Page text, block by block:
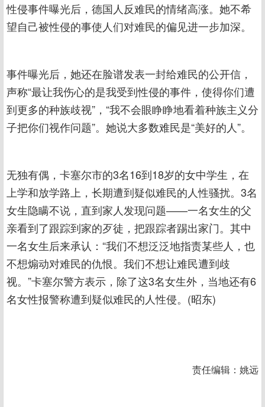
性侵事件曝光后，德国人反难民的情绪高涨。她不希
望自己被性侵的事使人们对难民的偏见进一步加深。
事件曝光后，她还在脸谱发表一封给难民的公开信，
声称“最让我伤心的是我受到性侵的事件，使得你们遭
到更多的种族歧视”，“我不会眼睁睁地看着种族主义分
子把你们视作问题”。她说大多数难民是“美好的人”。
无独有偶，卡塞尔市的3名16到18岁的女中学生，在
上学和放学路上，长期遭到疑似难民的人性骚扰。3名
女生隐瞒不说，直到家人发现问题——一名女生的父
亲看到了跟踪到家的歹徒，把跟踪者踢出家门。其中
一名女生后来承认：“我们不想泛泛地指责某些人，也
不想煽动对难民的仇恨。我们不想让难民遭到歧
视。”卡塞尔警方表示，除了这3名女生外，当地还有6
名女性报警称遭到疑似难民的人性侵。(昭东)
责任编辑：姚远